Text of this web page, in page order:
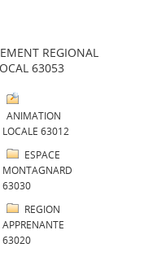
REGIONAL
63053
ANIMATION
LOCALE 63012
ESPACE
MONTAGNARD
63030
REGION
APPRENANTE
63020